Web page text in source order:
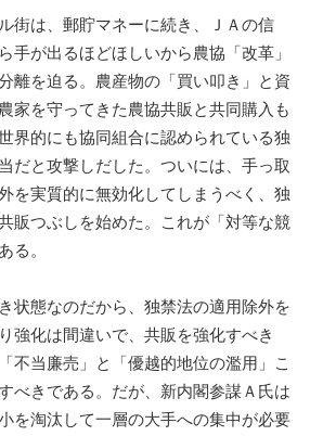
街は、郵貯マネーに続き、ＪＡの信
手が出るほどほしいから農協「改革」
離を迫る。農産物の「買い叩き」と資
家を守ってきた農協共販と共同購入も
界的にも協同組合に認められている独
だと攻撃しだした。ついには、手っ取
を実質的に無効化してしまうべく、独
販つぶしを始めた。これが「対等な競
る。
状態なのだから、独禁法の適用除外を
強化は間違いで、共販を強化すべき
不当廉売」と「優越的地位の濫用」こ
べきである。だが、新内閣参謀Ａ氏は
を淘汰して一層の大手への集中が必要